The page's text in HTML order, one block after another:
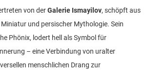
von derGalerie Ismayilov, schöpft aus
und persischer Mythologie. Sein
Phönix, lodert hell als Symbol für
– eine Verbindung von uralter
menschlichen Drang zur